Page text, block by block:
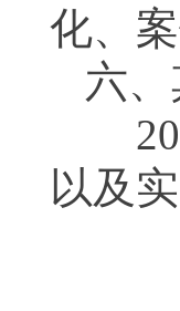
化、
六
以及